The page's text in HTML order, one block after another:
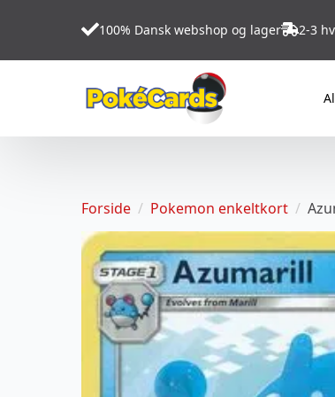
100% Dansk webshop og lager 2-3
Forside Pokemon enkeltkort